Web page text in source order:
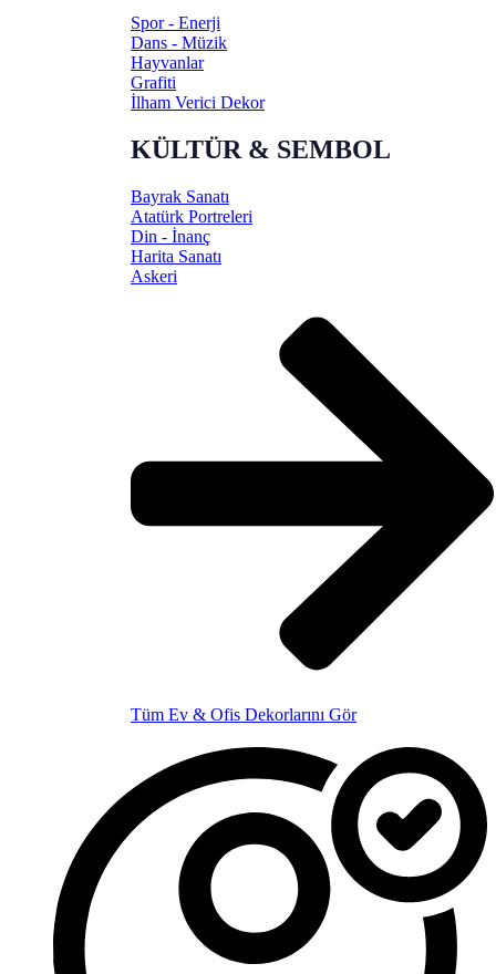
Spor - Enerji
Dans - Müzik
Hayvanlar
Grafiti
İlham Verici Dekor
KÜLTÜR & SEMBOL
Bayrak Sanatı
Atatürk Portreleri
Din - İnanç
Harita Sanatı
Askeri
Tüm Ev & Ofis Dekorlarını Gör